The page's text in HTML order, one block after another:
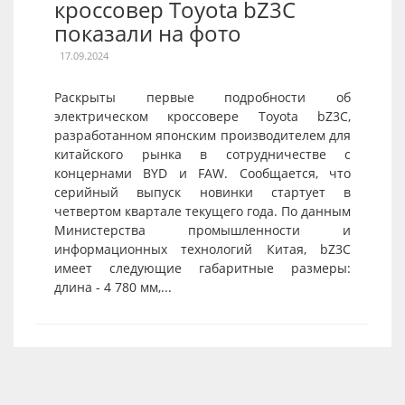
кроссовер Toyota bZ3C
показали на фото
17.09.2024
Раскрыты первые подробности об
электрическом кроссовере Toyota bZ3C,
разработанном японским производителем для
китайского рынка в сотрудничестве с
концернами BYD и FAW. Сообщается, что
серийный выпуск новинки стартует в
четвертом квартале текущего года. По данным
Министерства промышленности и
информационных технологий Китая, bZ3C
имеет следующие габаритные размеры:
длина - 4 780 мм,...